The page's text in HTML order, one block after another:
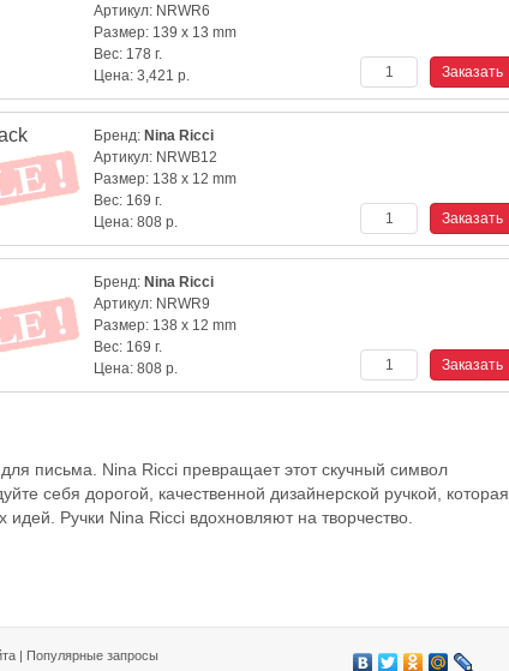
Артикул: NRWR6
Размер: 139 x 13 mm
Вес: 178 г.
Цена: 3,421 р.
Бренд: Nina Ricci
Артикул: NRWB12
Размер: 138 x 12 mm
Вес: 169 г.
Цена: 808 р.
Бренд: Nina Ricci
Артикул: NRWR9
Размер: 138 x 12 mm
Вес: 169 г.
Цена: 808 р.
письма. Nina Ricci превращает этот скучный символ
себя дорогой, качественной дизайнерской ручкой, которая
Ручки Nina Ricci вдохновляют на творчество.
| Популярные запросы